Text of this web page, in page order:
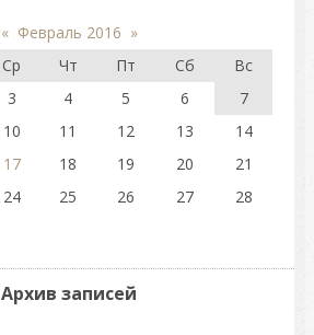
« Февраль 2016 »
Ср Чт Пт Сб
Вс
3 4 5 6
7
10 11 12 13
14
17 18 19 20
21
24 25 26 27
28
Архив записей